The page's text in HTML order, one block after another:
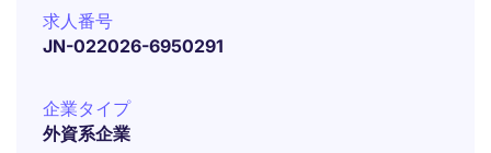
求人番号
JN-022026-6950291
企業タイプ
外資系企業